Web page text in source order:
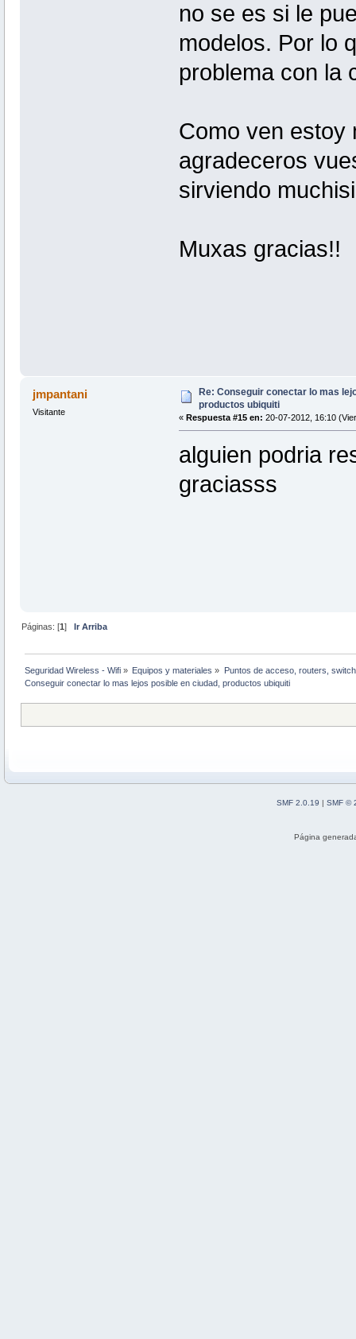
no se es si le
modelos. Por lo
problema con la
Como ven estoy
agradeceros
sirviendo
Muxas gracias!!
jmpantani
Visitante
Re: Conseguir conectar lo mas
productos ubiquiti
« Respuesta #15 en: 20-07-2012, 16:10
alguien podria
graciasss
Páginas: [1]Ir Arriba
Seguridad Wireless - Wifi » Equipos y materiales » Puntos de acceso, routers,
Conseguir conectar lo mas lejos posible en ciudad, productos ubiquiti
SMF 2.0.19 | SMF ©
Página